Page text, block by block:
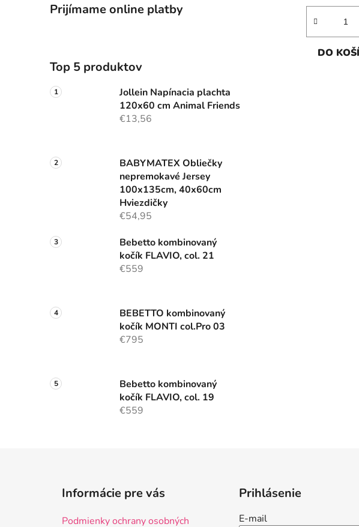
Prijímame online platby
Top 5 produktov
Jollein Napínacia plachta
120x60 cm Animal Friends
€13,56
BABYMATEX Obliečky
nepremokavé Jersey
100x135cm, 40x60cm
Hviezdičky
€54,95
Bebetto kombinovaný
kočík FLAVIO, col. 21
€559
BEBETTO kombinovaný
kočík MONTI col.Pro 03
€795
Bebetto kombinovaný
kočík FLAVIO, col. 19
€559
DO
Informácie pre vás
Podmienky ochrany osobných
Prihlásenie
E-mail